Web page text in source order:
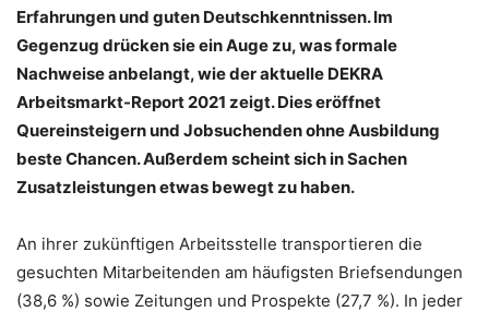
Erfahrungen und guten Deutschkenntnissen. Im
Gegenzug drücken sie ein Auge zu, was formale
Nachweise anbelangt, wie der aktuelle DEKRA
Arbeitsmarkt-Report 2021 zeigt. Dies eröffnet
Quereinsteigern und Jobsuchenden ohne Ausbildung
beste Chancen. Außerdem scheint sich in Sachen
Zusatzleistungen etwas bewegt zu haben.
An ihrer zukünftigen Arbeitsstelle transportieren die
gesuchten Mitarbeitenden am häufigsten Briefsendungen
(38,6 %) sowie Zeitungen und Prospekte (27,7 %). In jeder